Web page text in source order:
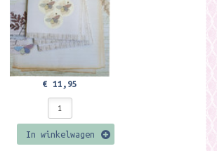
€ 11,95
In winkelwagen